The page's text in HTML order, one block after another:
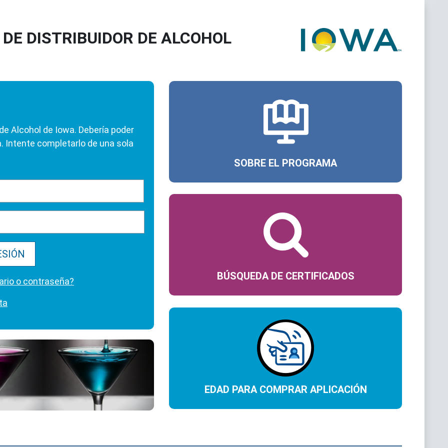
DISTRIBUIDOR DE ALCOHOL
Alcohol de Iowa. Debería poder
Intente completarlo de una sola
o contraseña?
SOBRE EL PROGRAMA
BÚSQUEDA DE CERTIFICADOS
EDAD PARA COMPRAR APLICACIÓN